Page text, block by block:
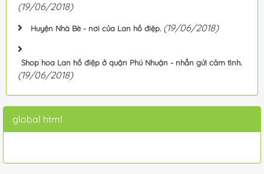
(19/06/2018)
Huyện Nhà Bè - nơi của Lan hồ điệp. (19/06/2018)
Shop hoa Lan hồ điệp ở quận Phú Nhuận - nhắn gửi cảm tình.
(19/06/2018)
global html